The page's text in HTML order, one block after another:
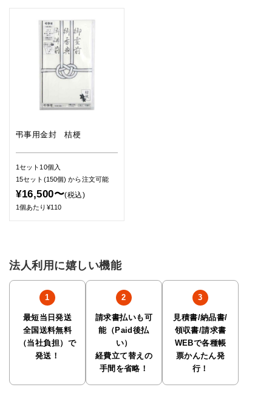
弔事用金封 桔梗
1セット10個入
15セット(150個)から注文可能
¥16,500〜(税込)
1個あたり¥110
法人利用に嬉しい機能
最短当日発送
全国送料無料
（当社負担）で
発送！
請求書払いも可
能（Paid後払
い）
経費立て替えの
手間を省略！
見積書/納品書/
領収書/請求書
WEBで各種帳
票かんたん発
行！